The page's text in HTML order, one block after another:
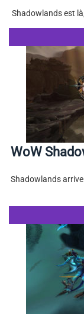
Shadowlands est
WoW
Shadowlands